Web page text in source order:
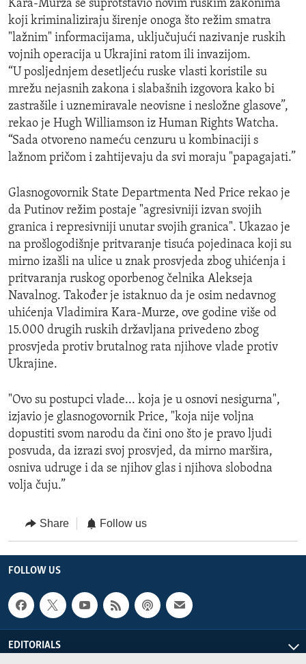
Kara-Murza se suprotstavio novim ruskim zakonima
koji kriminaliziraju širenje onoga što režim smatra
"lažnim" informacijama, uključujući nazivanje ruskih
vojnih operacija u Ukrajini ratom ili invazijom.
“U posljednjem desetljeću ruske vlasti koristile su
mrežu nejasnih zakona i slabašnih izgovora kako bi
zastrašile i uznemiravale neovisne i nesložne glasove”,
rekao je Hugh Williamson iz Human Rights Watcha.
“Sada otvoreno nameću cenzuru u kombinaciji s
lažnom pričom i zahtijevaju da svi moraju "papagajati.”
Glasnogovornik State Departmenta Ned Price rekao je
da Putinov režim postaje "agresivniji izvan svojih
granica i represivniji unutar svojih granica". Ukazao je
na prošlogodišnje pritvaranje tisuća pojedinaca koji su
mirno izašli na ulice u znak prosvjeda zbog uhićenja i
pritvaranja ruskog oporbenog čelnika Alekseja
Navalnog. Također je istaknuo da je osim nedavnog
uhićenja Vladimira Kara-Murze, ove godine više od
15.000 drugih ruskih državljana privedeno zbog
prosvjeda protiv brutalnog rata njihove vlade protiv
Ukrajine.
"Ovo su postupci vlade... koja je u osnovi nesigurna",
izjavio je glasnogovornik Price, "koja nije voljna
dopustiti svom narodu da čini ono što je pravo ljudi
posvuda, da izrazi svoj prosvjed, da mirno maršira,
osniva udruge i da se njihov glas i njihova slobodna
volja čuju.”
Share Follow us
FOLLOW US
EDITORIALS